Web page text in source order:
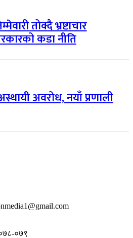
तोक्दै भ्रष्टाचार
कडा नीति
अवरोध, नयाँ प्रणाली
०७९